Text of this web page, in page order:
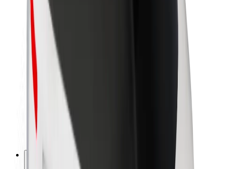
Blog
Sala de prensa
Directrices de la marca
Misión
Relación con inversores
Liderazgo
Fondo Urbano